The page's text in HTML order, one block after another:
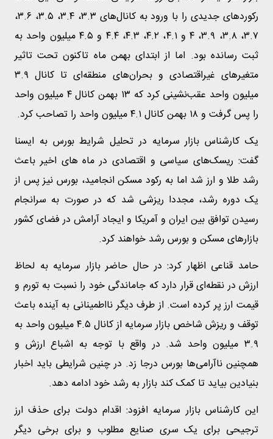
رکوردهای جدیدی را با ورود به کانال‌های ۳.۳، ۳.۴، ۳.۵، ۳.۶،
۳.۷، ۳.۸، ۳.۹، ۴ و ۴.۱، ۴.۲، ۴.۳، ۴.۴ و ۴.۵ میلیون واحد به
ثبت رسانده بود. اما از ابتدای بهمن ماه تاکنون تحت تاثیر
متغیرهای غیراقتصادی و بحران‌های منطقه‌ای تا کانال ۳.۹
میلیون واحد عقب‌نشینی کرد که ۱۳ بهمن کانال ۴ میلیون واحد
را پس گرفت و ۱۸ بهمن کانال ۴.۱ میلیون واحد را تصاحب کرد.
یک کارشناس بازار سرمایه در تحلیل شرایط بورس به ایسنا
گفت: ریسک‌های سیاسی و اقتصادی در ماه های اخیر باعث
رشد طلا و ارز شد اما به رکود مسکن انجامید، بورس نیز پس از
یک دوره رشد، مجددا ریزشی شد که در صورت به سرانجام
رسیدن توافق بین ایران و آمریکا و ایجاد آرامش در فضای کشور
بازارهای مسکن و بورس رشد خواهند کرد.
حامد قناعی اظهار کرد: در حال حاضر بازار سرمایه به لحاظ
ارزش در نقطه‌ای قرار دارد که جاماندگی خود را نسبت به تورم و
قیمت ارز پر کرده است. از طرف دیگر نااطمینانی به آینده باعث
توقف و ریزش شاخص بازار سرمایه از کانال ۴.۵ میلیون واحد به
۳.۹ میلیون واحد شد. در واقع با توجه به اشباع ارزش و
همچنین ناآرامی‌ها بورس درجا زد. در چنین شرایطی باید اخبار
بنیادین بیاید تا کمک کند بازار به رشد خود ادامه دهد.
این کارشناس بازار سرمایه افزود: اقدام دولت برای حذف ارز
ترجیحی برای یک سری صنایع مطلوب و برای برخی دیگر